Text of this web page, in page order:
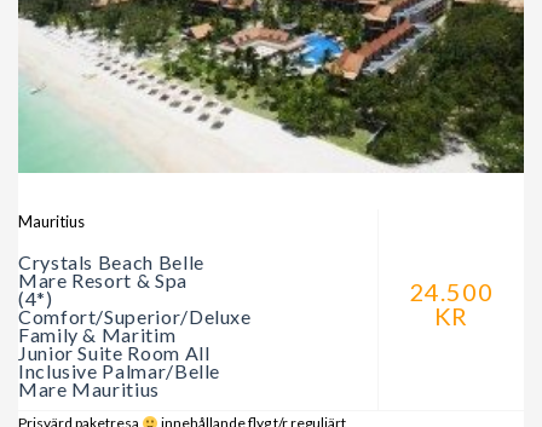
Mauritius
Crystals Beach Belle
Mare Resort & Spa
(4*)
Comfort/Superior/Deluxe
Family & Maritim
Junior Suite Room All
Inclusive Palmar/Belle
Mare Mauritius
24.500
KR
Prisvärd paketresa innehållande flyg t/r reguljärt